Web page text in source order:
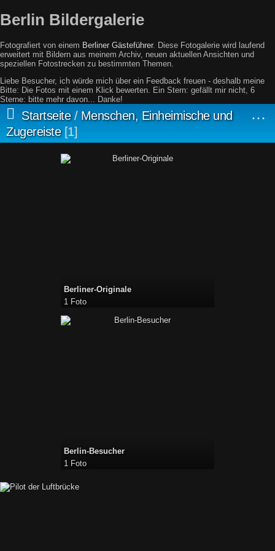
Berlin Bildergalerie
Fotografiert von einem Berliner Gästeführer. Diese Fotogalerie wird laufend
erweitert mit Bildern aus meinem Archiv, neuen aktuellen Ansichten und
speziellen Fotostrecken zu bestimmten Themen.
Liebe Besucher, ich würde mich über ein Feedback freuen - deshalb meine
Bitte: Die Fotos mit einem Klick bewerten. Ein Stern: gefällt mir nicht, 6
Sterne: bitte mehr davon... Danke!
Startseite/ Menschen, Einheimische und
Zugereiste 1
Berliner-Originale
1 Foto
Berlin-Besucher
1 Foto